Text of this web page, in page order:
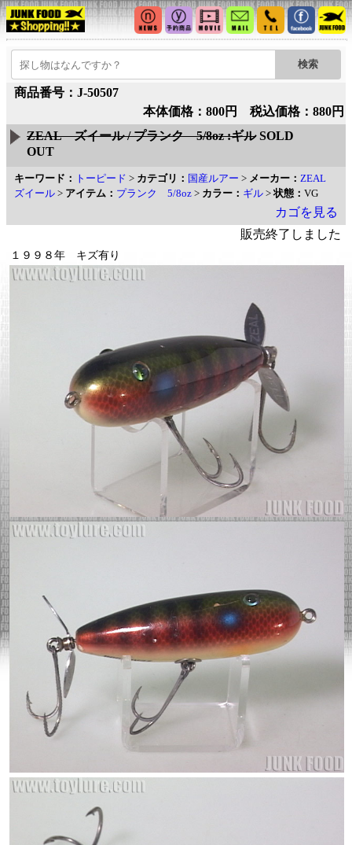
商品番号：J-50507
本体価格：800円 税込価格：880円
ZEAL ズイール / プランク 5/8oz :ギルSOLD
OUT
キーワード： トーピード > カテゴリ： 国産ルアー > メーカー： ZEAL
ズイール > アイテム： プランク 5/8oz > カラー： ギル >状態： VG
カゴを見る
販売終了しました
１９９８年 キズ有り